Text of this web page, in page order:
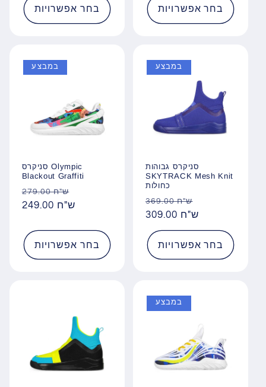
בחר אפשרויות בחר אפשרויות
במבצע
סניקרס Olympic
Blackout Graffiti
מחיר
רגיל
279.00 ש"ח
249.00 ש"ח
בחר אפשרויות
במבצע
סניקרס גבוהות
SKYTRACK Mesh Knit
כחולות
מחיר
רגיל
369.00 ש"ח
309.00 ש"ח
בחר אפשרויות
במבצע